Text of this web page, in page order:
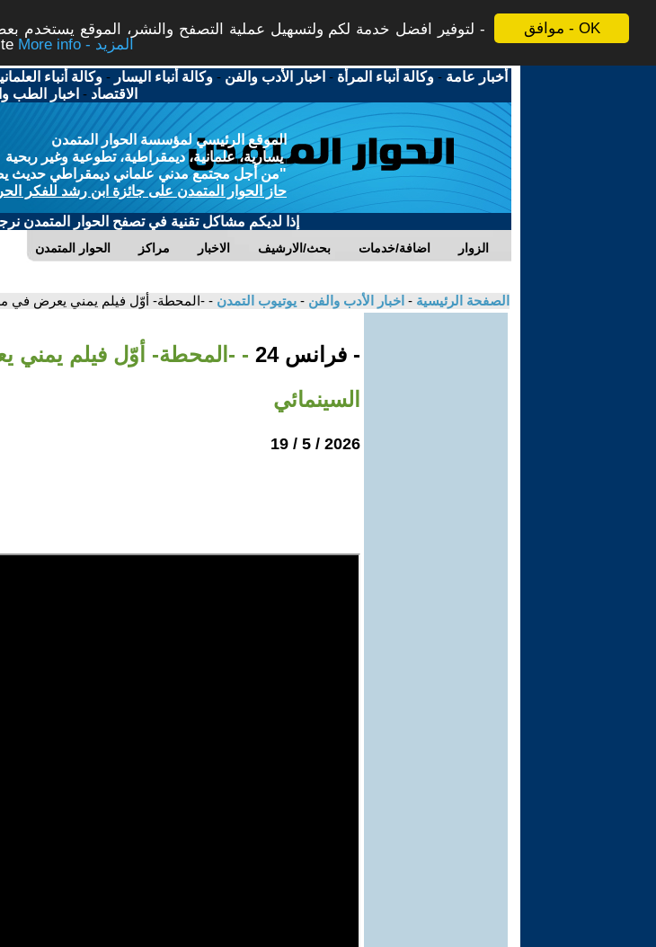
موافق - OK
لتوفير افضل خدمة لكم ولتسهيل عملية التصفح والنشر، الموقع يستخدم
More info - المزيد
أخبار عامة -وكالة أنباء المرأة - اخبار الأدب والفن -وكالة أنباء اليسار -وكالة أنباء
الاقتصاد - اخبار الطب
الموقع الرئيسي لمؤسسة الحوار المتمدن
يسارية، علمانية، ديمقراطية، تطوعية وغير ربحية
"من أجل مجتمع مدني علماني ديمقراطي حديث
حاز الحوار المتمدن على جائزة ابن رشد للفكر
إذا لديكم مشاكل تقنية في تصفح الحوار المتمدن
الحوار المتمدن مراكز الاخبار بحث/الارشيف اضافة/خدمات الزوار
الصفحة الرئيسية - اخبار الأدب والفن - يوتيوب التمدن - -المحطة- أوّل فيلم يمني يعرض في
- فرانس 24
- -المحطة- أوّل فيلم
السينمائي
2026 / 5 / 19